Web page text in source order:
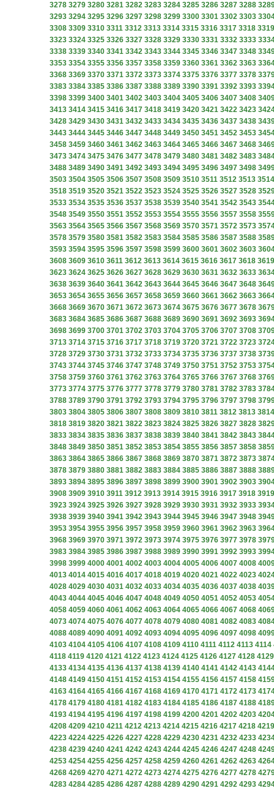
3278 3279 3280 3281 3282 3283 3284 3285 3286 3287 3288
3293 3294 3295 3296 3297 3298 3299 3300 3301 3302 3303
3308 3309 3310 3311 3312 3313 3314 3315 3316 3317 3318 3319
3323 3324 3325 3326 3327 3328 3329 3330 3331 3332 3333
3338 3339 3340 3341 3342 3343 3344 3345 3346 3347 3348
3353 3354 3355 3356 3357 3358 3359 3360 3361 3362 3363
3368 3369 3370 3371 3372 3373 3374 3375 3376 3377 3378
3383 3384 3385 3386 3387 3388 3389 3390 3391 3392 3393
3398 3399 3400 3401 3402 3403 3404 3405 3406 3407 3408
3413 3414 3415 3416 3417 3418 3419 3420 3421 3422 3423
3428 3429 3430 3431 3432 3433 3434 3435 3436 3437 3438
3443 3444 3445 3446 3447 3448 3449 3450 3451 3452 3453
3458 3459 3460 3461 3462 3463 3464 3465 3466 3467 3468
3473 3474 3475 3476 3477 3478 3479 3480 3481 3482 3483
3488 3489 3490 3491 3492 3493 3494 3495 3496 3497 3498
3503 3504 3505 3506 3507 3508 3509 3510 3511 3512 3513 3514
3518 3519 3520 3521 3522 3523 3524 3525 3526 3527 3528
3533 3534 3535 3536 3537 3538 3539 3540 3541 3542 3543
3548 3549 3550 3551 3552 3553 3554 3555 3556 3557 3558
3563 3564 3565 3566 3567 3568 3569 3570 3571 3572 3573
3578 3579 3580 3581 3582 3583 3584 3585 3586 3587 3588
3593 3594 3595 3596 3597 3598 3599 3600 3601 3602 3603
3608 3609 3610 3611 3612 3613 3614 3615 3616 3617 3618 3619
3623 3624 3625 3626 3627 3628 3629 3630 3631 3632 3633
3638 3639 3640 3641 3642 3643 3644 3645 3646 3647 3648
3653 3654 3655 3656 3657 3658 3659 3660 3661 3662 3663
3668 3669 3670 3671 3672 3673 3674 3675 3676 3677 3678
3683 3684 3685 3686 3687 3688 3689 3690 3691 3692 3693
3698 3699 3700 3701 3702 3703 3704 3705 3706 3707 3708
3713 3714 3715 3716 3717 3718 3719 3720 3721 3722 3723
3728 3729 3730 3731 3732 3733 3734 3735 3736 3737 3738
3743 3744 3745 3746 3747 3748 3749 3750 3751 3752 3753
3758 3759 3760 3761 3762 3763 3764 3765 3766 3767 3768
3773 3774 3775 3776 3777 3778 3779 3780 3781 3782 3783
3788 3789 3790 3791 3792 3793 3794 3795 3796 3797 3798
3803 3804 3805 3806 3807 3808 3809 3810 3811 3812 3813 3814
3818 3819 3820 3821 3822 3823 3824 3825 3826 3827 3828
3833 3834 3835 3836 3837 3838 3839 3840 3841 3842 3843
3848 3849 3850 3851 3852 3853 3854 3855 3856 3857 3858
3863 3864 3865 3866 3867 3868 3869 3870 3871 3872 3873
3878 3879 3880 3881 3882 3883 3884 3885 3886 3887 3888
3893 3894 3895 3896 3897 3898 3899 3900 3901 3902 3903
3908 3909 3910 3911 3912 3913 3914 3915 3916 3917 3918 3919
3923 3924 3925 3926 3927 3928 3929 3930 3931 3932 3933
3938 3939 3940 3941 3942 3943 3944 3945 3946 3947 3948
3953 3954 3955 3956 3957 3958 3959 3960 3961 3962 3963
3968 3969 3970 3971 3972 3973 3974 3975 3976 3977 3978
3983 3984 3985 3986 3987 3988 3989 3990 3991 3992 3993
3998 3999 4000 4001 4002 4003 4004 4005 4006 4007 4008
4013 4014 4015 4016 4017 4018 4019 4020 4021 4022 4023
4028 4029 4030 4031 4032 4033 4034 4035 4036 4037 4038
4043 4044 4045 4046 4047 4048 4049 4050 4051 4052 4053
4058 4059 4060 4061 4062 4063 4064 4065 4066 4067 4068
4073 4074 4075 4076 4077 4078 4079 4080 4081 4082 4083
4088 4089 4090 4091 4092 4093 4094 4095 4096 4097 4098
4103 4104 4105 4106 4107 4108 4109 4110 4111 4112 4113 4114
4118 4119 4120 4121 4122 4123 4124 4125 4126 4127 4128 4129
4133 4134 4135 4136 4137 4138 4139 4140 4141 4142 4143
4148 4149 4150 4151 4152 4153 4154 4155 4156 4157 4158
4163 4164 4165 4166 4167 4168 4169 4170 4171 4172 4173
4178 4179 4180 4181 4182 4183 4184 4185 4186 4187 4188
4193 4194 4195 4196 4197 4198 4199 4200 4201 4202 4203
4208 4209 4210 4211 4212 4213 4214 4215 4216 4217 4218 4219
4223 4224 4225 4226 4227 4228 4229 4230 4231 4232 4233
4238 4239 4240 4241 4242 4243 4244 4245 4246 4247 4248
4253 4254 4255 4256 4257 4258 4259 4260 4261 4262 4263
4268 4269 4270 4271 4272 4273 4274 4275 4276 4277 4278
4283 4284 4285 4286 4287 4288 4289 4290 4291 4292 4293